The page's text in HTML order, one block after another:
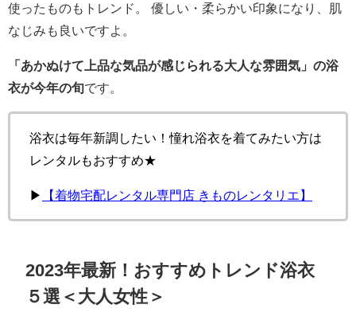
使ったものもトレンド。 優しい・柔らかい印象になり、肌
なじみも良いですよ。
「あかぬけて上品な気品が感じられる大人な雰囲気」の浴
衣が今年の旬です。
浴衣は毎年新調したい！憧れ浴衣を着てみたい方は
レンタルもおすすめ★
▶︎ 【着物宅配レンタル専門店 きものレンタリエ】
2023年最新！おすすめトレンド浴衣
５選＜大人女性＞